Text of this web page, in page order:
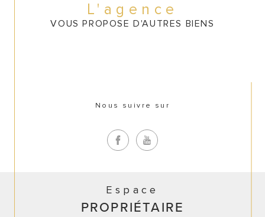
L'agence
VOUS PROPOSE D'AUTRES BIENS
Nous suivre sur
Espace
PROPRIÉTAIRE